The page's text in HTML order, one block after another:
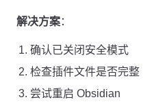
解决方案：
确认已关闭安全模式
检查插件文件是否完整
尝试重启 Obsidian